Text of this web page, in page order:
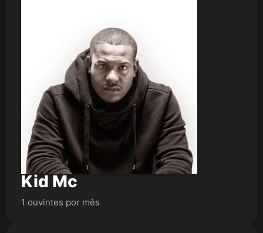
Kid Mc
1 ouvintes por mês